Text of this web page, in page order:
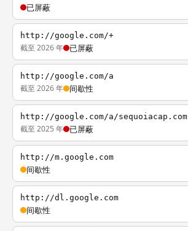
已屏蔽
http://google.com/+
截至 2026 年 已屏蔽
http://google.com/a
截至 2026 年 间歇性
http://google.com/a/sequoiacap.com
截至 2025 年 已屏蔽
http://m.google.com
间歇性
http://dl.google.com
间歇性